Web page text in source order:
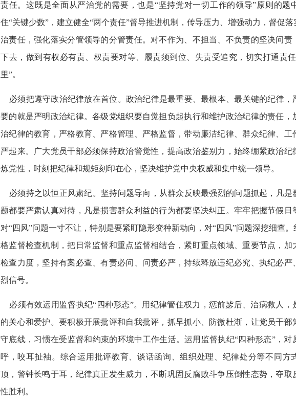
责任。这既是全面从严治党的需要，也是“坚持党对一切工作的领导”原则的题
住“关键少数”，建立健全“两个责任”督导推进机制，传导压力、增强动力，督促
治责任，强化落实分管领导的分管责任。对不作为、不担当、不负责的坚决问责
下去，做到有权必有责、权责要对等、履责须到位、失责受追究，切实打通责
里”。
必须把遵守政治纪律放在首位。政治纪律是最重要、最根本、最关键的纪律，
要的就是严明政治纪律。各级党组织要自觉担负起执行和维护政治纪律的责任，
治纪律的教育，严格教育、严格管理、严格监督，带动廉洁纪律、群众纪律、工
严起来。广大党员干部必须保持政治警觉性，提高政治鉴别力，始终绷紧政治纪
炼党性，时刻把纪律和规矩刻印在心，坚决维护党中央权威和集中统一领导。
必须持之以恒正风肃纪。坚持问题导向，从群众反映最强烈的问题抓起，凡是
题都要严肃认真对待，凡是损害群众利益的行为都要坚决纠正。牢牢把握节假日
对“四风”问题一寸不让，特别是要紧盯隐形变种新动向，对“四风”问题深挖细查
格监督检查机制，把日常监督和重点监督相结合，紧盯重点领域、重要节点，加
检查力度，坚持有案必查、有责必问、问责必严，持续释放违纪必究、执纪必严
烈信号。
必须有效运用监督执纪“四种形态”。用纪律管住权力，惩前毖后、治病救人，
的关心和爱护。要积极开展批评和自我批评，抓早抓小、防微杜渐，让党员干部
守底线，习惯在受监督和约束的环境中工作生活。运用监督执纪“四种形态”，对
呼，咬耳扯袖。综合运用批评教育、谈话函询、组织处理、纪律处分等不同方
顶，警钟长鸣于耳，纪律真正发生威力，不断巩固反腐败斗争压倒性态势，夺取
性胜利。